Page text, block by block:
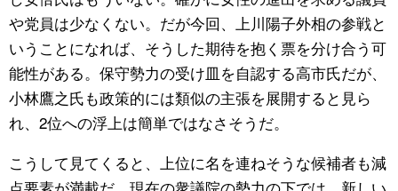
や党員は少なくない。だが今回、上川陽子外相の参戦と
いうことになれば、そうした期待を抱く票を分け合う可
能性がある。保守勢力の受け皿を自認する高市氏だが、
小林鷹之氏も政策的には類似の主張を展開すると見ら
れ、2位への浮上は簡単ではなさそうだ。
こうして見てくると、上位に名を連ねそうな候補者も減